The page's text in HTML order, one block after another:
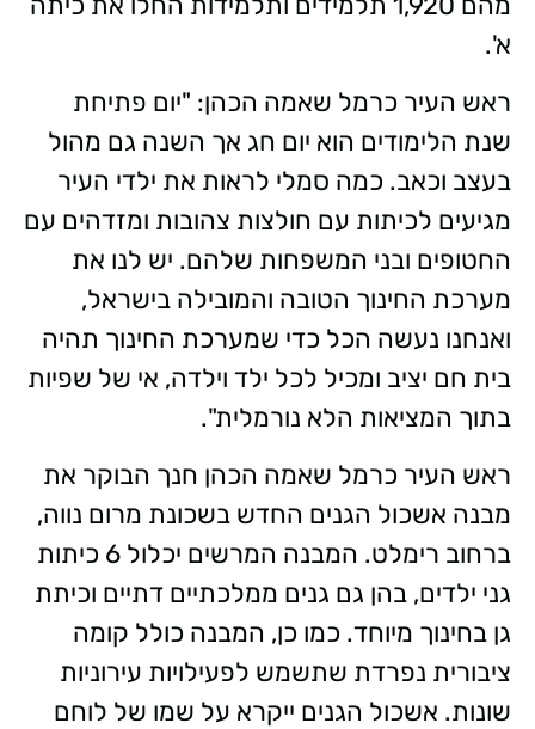
א'.
ראש העיר כרמל שאמה הכהן: "יום פתיחת
שנת הלימודים הוא יום חג אך השנה גם מהול
בעצב וכאב. כמה סמלי לראות את ילדי העיר
מגיעים לכיתות עם חולצות צהובות ומזדהים עם
החטופים ובני המשפחות שלהם. יש לנו את
מערכת החינוך הטובה והמובילה בישראל,
ואנחנו נעשה הכל כדי שמערכת החינוך תהיה
בית חם יציב ומכיל לכל ילד וילדה, אי של שפיות
בתוך המציאות הלא נורמלית".
ראש העיר כרמל שאמה הכהן חנך הבוקר את
מבנה אשכול הגנים החדש בשכונת מרום נווה,
ברחוב רימלט. המבנה המרשים יכלול 6 כיתות
גני ילדים, בהן גם גנים ממלכתיים דתיים וכיתת
גן בחינוך מיוחד. כמו כן, המבנה כולל קומה
ציבורית נפרדת שתשמש לפעילויות עירוניות
שונות. אשכול הגנים ייקרא על שמו של לוחם